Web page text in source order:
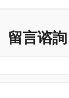
留言谘詢